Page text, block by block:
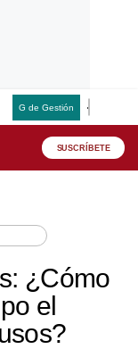
G de Gestión
SUSCRÍBETE
¿Cómo
el